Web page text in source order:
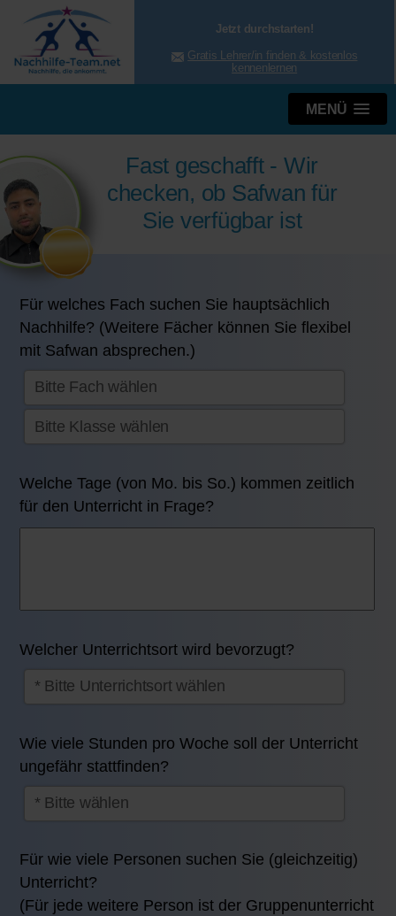
Jetzt durchstarten!
Gratis Lehrer/in finden & kostenlos
kennenlernen
MENÜ
Fast geschafft - Wir
checken, ob Safwan für
Sie verfügbar ist
Für welches Fach suchen Sie hauptsächlich
Nachhilfe? (Weitere Fächer können Sie flexibel
mit Safwan absprechen.)
Welche Tage (von Mo. bis So.) kommen zeitlich
für den Unterricht in Frage?
Welcher Unterrichtsort wird bevorzugt?
Wie viele Stunden pro Woche soll der Unterricht
ungefähr stattfinden?
Für wie viele Personen suchen Sie (gleichzeitig)
Unterricht?
(Für jede weitere Person ist der Gruppenunterricht